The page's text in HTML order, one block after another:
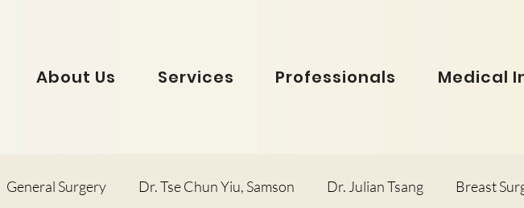
About Us Services Professionals Medical
General Surgery Dr. Tse Chun Yiu, Samson Dr. Julian Tsang Breast